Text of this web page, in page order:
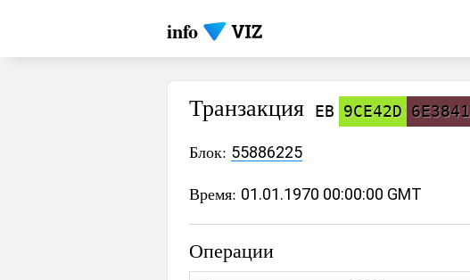
info
Транзакция EB 9CE42D 6E3841
Блок: 55886225
Время: 01.01.1970 00:00:00 GMT
Операции